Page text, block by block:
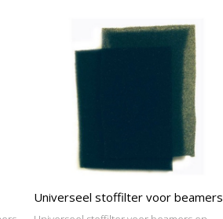
Universeel stoffilter voor beamers